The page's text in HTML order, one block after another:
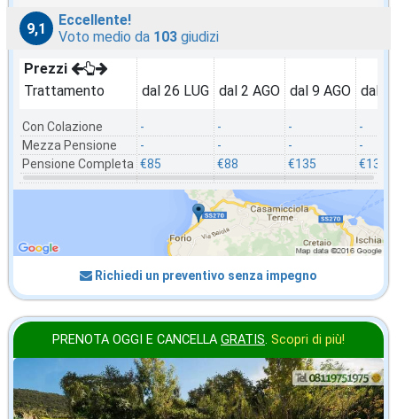
9,1
Eccellente!
Voto medio da 103 giudizi
Prezzi
Trattamento
Con Colazione
Mezza Pensione
Pensione Completa
dal 26 LUG
-
-
€85
dal 2 AGO
-
-
€88
dal 9 AGO
-
-
€135
dal
-
-
€132
Richiedi un preventivo senza impegno
PRENOTA OGGI E CANCELLA GRATIS. Scopri di più!
agosto